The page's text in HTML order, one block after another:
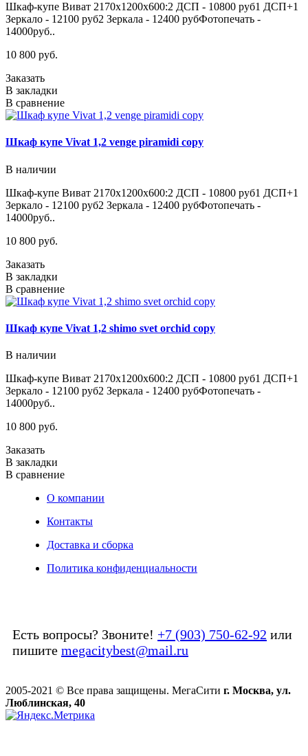
Шкаф-купе Виват 2170х1200х600:2 ДСП - 10800 руб1 ДСП+1
Зеркало - 12100 руб2 Зеркала - 12400 рубФотопечать -
14000руб..
10 800 руб.
Заказать
В закладки
В сравнение
Шкаф купе Vivat 1,2 venge piramidi copy
В наличии
Шкаф-купе Виват 2170х1200х600:2 ДСП - 10800 руб1 ДСП+1
Зеркало - 12100 руб2 Зеркала - 12400 рубФотопечать -
14000руб..
10 800 руб.
Заказать
В закладки
В сравнение
Шкаф купе Vivat 1,2 shimo svet orchid copy
В наличии
Шкаф-купе Виват 2170х1200х600:2 ДСП - 10800 руб1 ДСП+1
Зеркало - 12100 руб2 Зеркала - 12400 рубФотопечать -
14000руб..
10 800 руб.
Заказать
В закладки
В сравнение
О компании
Контакты
Доставка и сборка
Политика конфиденциальности
Есть вопросы? Звоните! +7 (903) 750-62-92 или
пишите megacitybest@mail.ru
2005-2021 © Все права защищены. МегаСити г. Москва, ул.
Люблинская, 40